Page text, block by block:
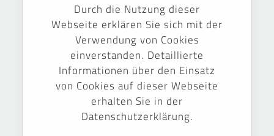
Durch die Nutzung dieser
Webseite erklären Sie sich mit der
Verwendung von Cookies
einverstanden. Detaillierte
Informationen über den Einsatz
von Cookies auf dieser Webseite
erhalten Sie in der
Datenschutzerklärung.